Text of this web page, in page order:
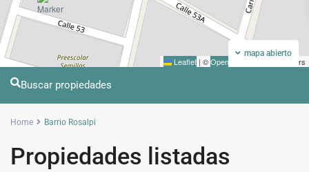
Leaflet | ©OpenStreetMap contributors
mapa abierto
Buscar propiedades
Home Barrio Rosalpi
Propiedades listadas